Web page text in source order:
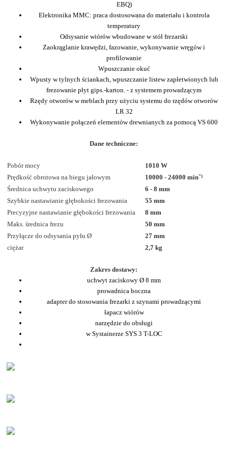
EBQ)
Elektronika MMC: praca dostosowana do materiału i kontrola
temperatury
Odsysanie wiórów wbudowane w stół frezarski
Zaokrąglanie krawędzi, fazowanie, wykonywanie wręgów i
profilowanie
Wpuszczanie okuć
Wpusty w tylnych ściankach, wpuszczanie listew zapłetwionych lub
frezowanie płyt gips.-karton. - z systemem prowadzącym
Rzędy otworów w meblach przy użyciu systemu do rzędów otworów
LR 32
Wykonywanie połączeń elementów drewnianych za pomocą VS 600
Dane techniczne:
Pobór mocy
1010 W
Prędkość obrotowa na biegu jałowym
10000 - 24000 min⁻¹
Średnica uchwytu zaciskowego
6 - 8 mm
Szybkie nastawianie głębokości frezowania
55 mm
Precyzyjne nastawianie głębokości frezowania
8 mm
Maks. średnica frezu
50 mm
Przyłącze do odsysania pyłu Ø
27 mm
ciężar
2,7 kg
Zakres dostawy:
uchwyt zaciskowy Ø 8 mm
prowadnica boczna
adapter do stosowania frezarki z szynami prowadzącymi
łapacz wiórów
narzędzie do obsługi
w Systainerze SYS 3 T-LOC